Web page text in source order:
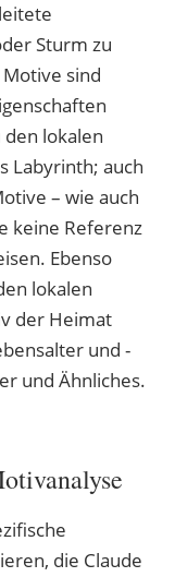
Sturm zu
sind
lokalen
Labyrinth; auch
– wie auch
keine Referenz
Ebenso
lokalen
der Heimat
und -
und Ähnliches.
die Claude